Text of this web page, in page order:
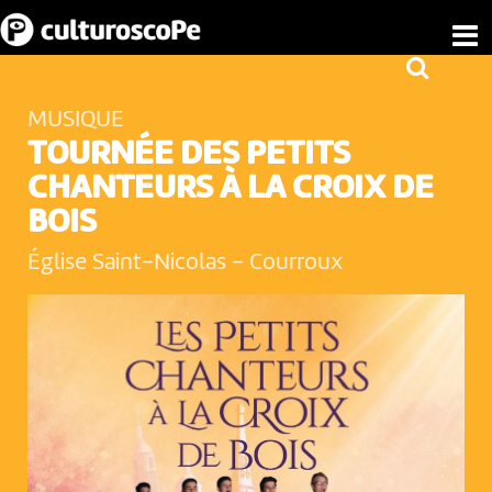
MUSIQUE
TOURNÉE DES PETITS
CHANTEURS À LA CROIX DE
BOIS
Église Saint-Nicolas - Courroux